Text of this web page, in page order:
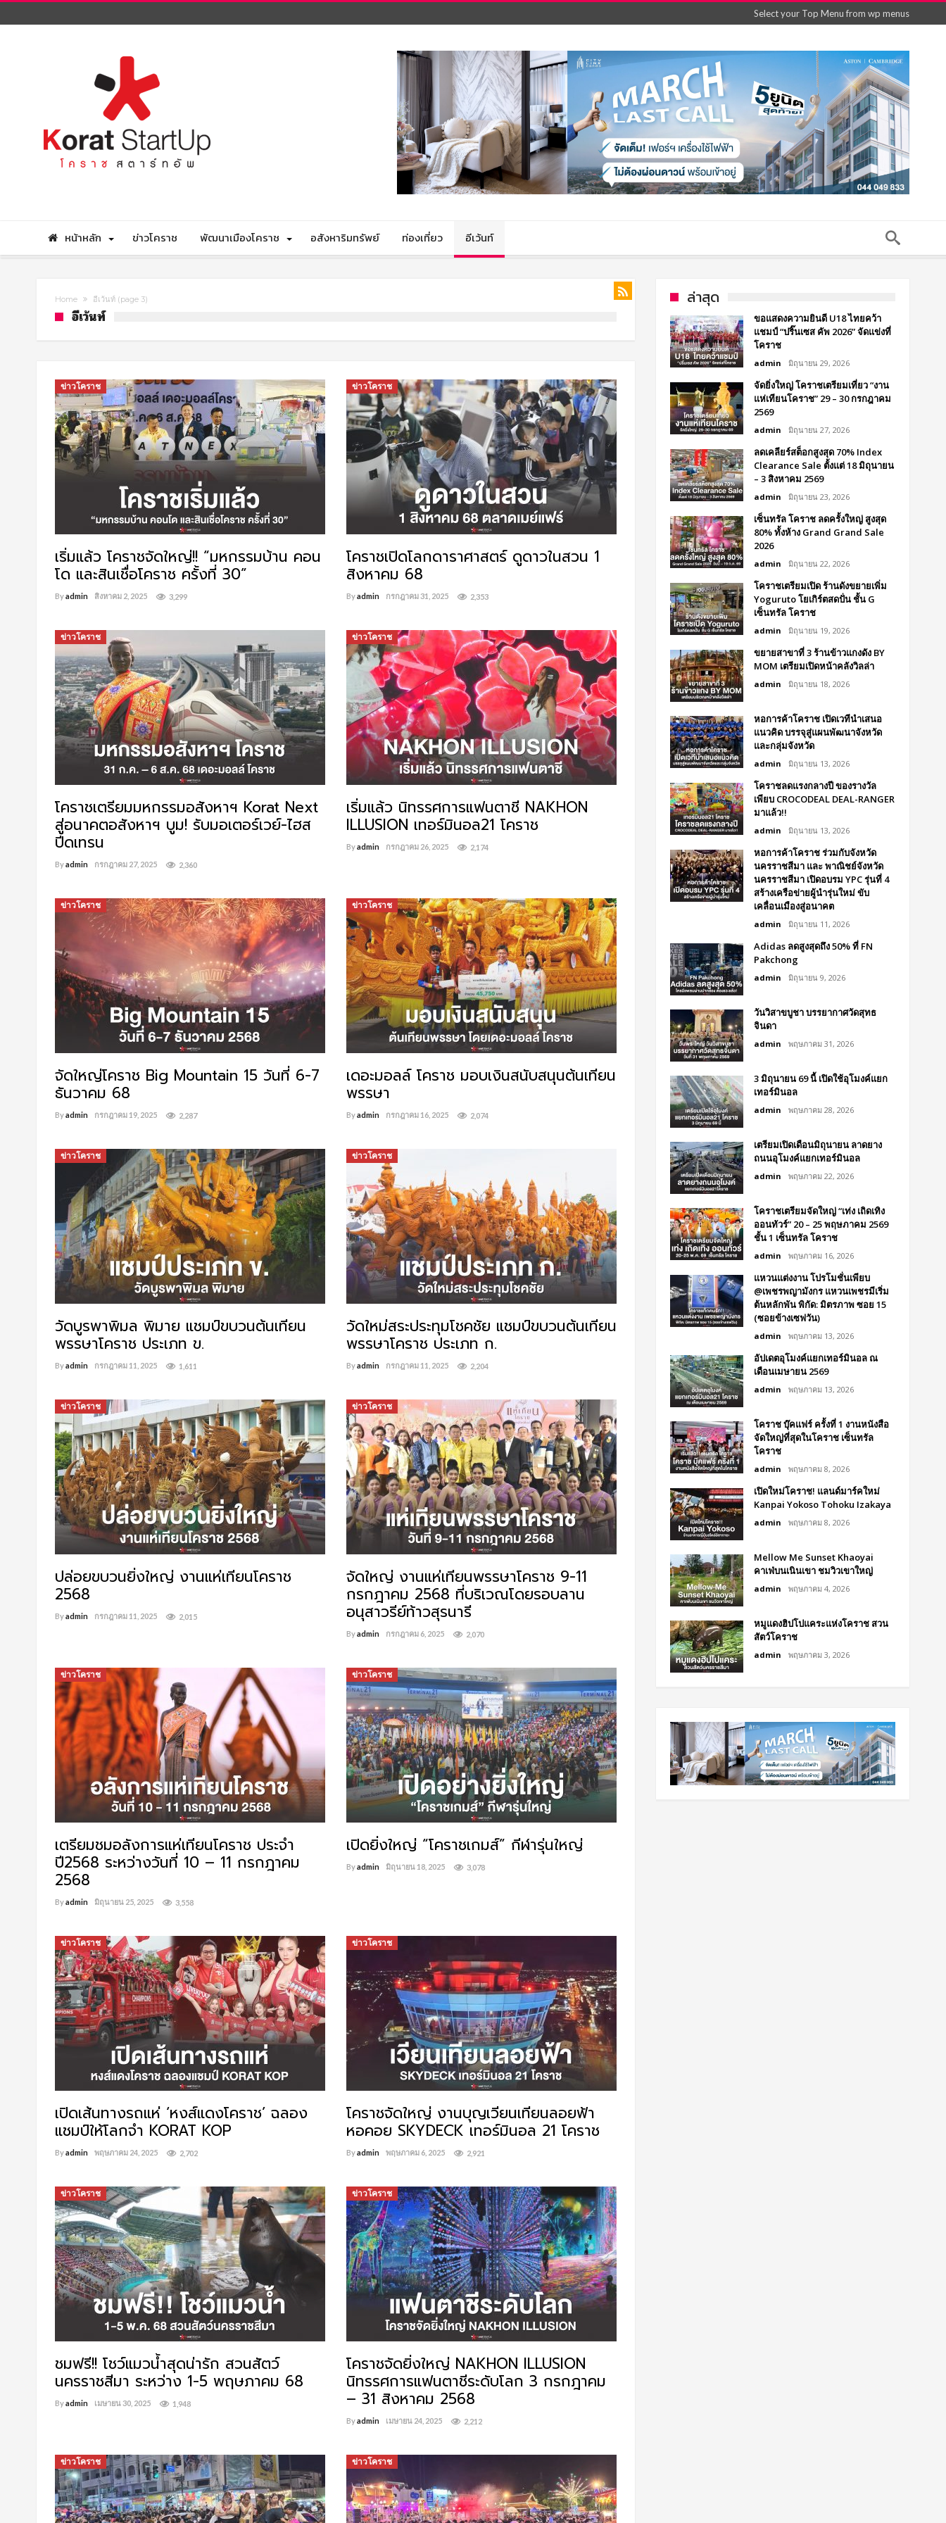
Select your Top Menu from wp menus
หน้าหลัก ข่าวโคราช พัฒนาเมืองโคราช อสังหาริมทรัพย์ ท่องเที่ยว อีเว้นท์
Home อีเว้นท์ (page 3)
อีเว้นท์
ข่าวโคราช
เริ่มแล้ว โคราชจัดใหญ่!! “มหกรรมบ้าน คอน
โด และสินเชื่อโคราช ครั้งที่ 30”
Byadmin สิงหาคม 2, 2025 3,299
ข่าวโคราช
โคราชเปิดโลกดาราศาสตร์ ดูดาวในสวน 1
สิงหาคม 68
Byadmin กรกฎาคม 31, 2025 2,353
ข่าวโคราช
โคราชเตรียมมหกรรมอสังหาฯ Korat Next
สู่อนาคตอสังหาฯ บูม! รับมอเตอร์เวย์-ไฮส
ปีดเทรน
Byadmin กรกฎาคม 27, 2025 2,360
ข่าวโคราช
เริ่มแล้ว นิทรรศการแฟนตาชี NAKHON
ILLUSION เทอร์มินอล21 โคราช
Byadmin กรกฎาคม 26, 2025 2,174
ข่าวโคราช
จัดใหญ่โคราช Big Mountain 15 วันที่ 6-7
ธันวาคม 68
Byadmin กรกฎาคม 19, 2025 2,287
ข่าวโคราช
เดอะมอลล์ โคราช มอบเงินสนับสนุนต้นเทียน
พรรษา
Byadmin กรกฎาคม 16, 2025 2,074
ข่าวโคราช
วัดบูรพาพิมล พิมาย แชมป์ขบวนต้นเทียน
พรรษาโคราช ประเภท ข.
Byadmin กรกฎาคม 11, 2025 1,611
ข่าวโคราช
วัดใหม่สระประทุมโชคชัย แชมป์ขบวนต้นเทียน
พรรษาโคราช ประเภท ก.
Byadmin กรกฎาคม 11, 2025 2,204
ข่าวโคราช
ปล่อยขบวนยิ่งใหญ่ งานแห่เทียนโคราช
2568
Byadmin กรกฎาคม 11, 2025 2,015
ข่าวโคราช
จัดใหญ่ งานแห่เทียนพรรษาโคราช 9-11
กรกฎาคม 2568 ที่บริเวณโดยรอบลาน
อนุสาวรีย์ท้าวสุรนารี
Byadmin กรกฎาคม 6, 2025 2,070
ข่าวโคราช
เตรียมชมอลังการแห่เทียนโคราช ประจำ
ปี2568 ระหว่างวันที่ 10 – 11 กรกฎาคม
2568
Byadmin มิถุนายน 25, 2025 3,558
ข่าวโคราช
เปิดยิ่งใหญ่ “โคราชเกมส์” กีฬารุ่นใหญ่
Byadmin มิถุนายน 18, 2025 3,078
ข่าวโคราช
เปิดเส้นทางรถแห่ ‘หงส์แดงโคราช’ ฉลอง
แชมป์ให้โลกจำ KORAT KOP
Byadmin พฤษภาคม 24, 2025 2,702
ข่าวโคราช
โคราชจัดใหญ่ งานบุญเวียนเทียนลอยฟ้า
หอคอย SKYDECK เทอร์มินอล 21 โคราช
Byadmin พฤษภาคม 6, 2025 2,921
ข่าวโคราช
ชมฟรี!! โชว์แมวน้ำสุดน่ารัก สวนสัตว์
นครราชสีมา ระหว่าง 1-5 พฤษภาคม 68
Byadmin เมษายน 30, 2025 1,948
ข่าวโคราช
โคราชจัดยิ่งใหญ่ NAKHON ILLUSION
นิทรรศการแฟนตาชีระดับโลก 3 กรกฎาคม
– 31 สิงหาคม 2568
Byadmin เมษายน 24, 2025 2,212
ข่าวโคราช ข่าวโคราช
ล่าสุด
ขอแสดงความยินดี U18 ไทยคว้า
แชมป์ “ปริ๊นเซส คัพ 2026” จัดแข่งที่
โคราช
admin มิถุนายน 29, 2026
จัดยิ่งใหญ่ โคราชเตรียมเที่ยว “งาน
แห่เทียนโคราช” 29 – 30 กรกฎาคม
2569
admin มิถุนายน 27, 2026
ลดเคลียร์สต็อกสูงสุด 70% Index
Clearance Sale ตั้งแต่ 18 มิถุนายน
– 3 สิงหาคม 2569
admin มิถุนายน 23, 2026
เซ็นทรัล โคราช ลดครั้งใหญ่ สูงสุด
80% ทั้งห้าง Grand Grand Sale
2026
admin มิถุนายน 22, 2026
โคราชเตรียมเปิด ร้านดังขยายเพิ่ม
Yoguruto โยเกิร์ตสดปั่น ชั้น G
เซ็นทรัล โคราช
admin มิถุนายน 19, 2026
ขยายสาขาที่ 3 ร้านข้าวแกงดัง BY
MOM เตรียมเปิดหน้าคลังวิลล่า
admin มิถุนายน 18, 2026
หอการค้าโคราช เปิดเวทีนำเสนอ
แนวคิด บรรจุสู่แผนพัฒนาจังหวัด
และกลุ่มจังหวัด
admin มิถุนายน 13, 2026
โคราชลดแรงกลางปี ของรางวัล
เพียบ CROCODEAL DEAL-RANGER
มาแล้ว!!
admin มิถุนายน 13, 2026
หอการค้าโคราช ร่วมกับจังหวัด
นครราชสีมา และ พาณิชย์จังหวัด
นครราชสีมา เปิดอบรม YPC รุ่นที่ 4
สร้างเครือข่ายผู้นำรุ่นใหม่ ขับ
เคลื่อนเมืองสู่อนาคต
admin มิถุนายน 11, 2026
Adidas ลดสูงสุดถึง 50% ที่ FN
Pakchong
admin มิถุนายน 9, 2026
วันวิสาขบูชา บรรยากาศวัดสุทธ
จินดา
admin พฤษภาคม 31, 2026
3 มิถุนายน 69 นี้ เปิดใช้อุโมงค์แยก
เทอร์มินอล
admin พฤษภาคม 28, 2026
เตรียมเปิดเดือนมิถุนายน ลาดยาง
ถนนอุโมงค์แยกเทอร์มินอล
admin พฤษภาคม 22, 2026
โคราชเตรียมจัดใหญ่ “เท่ง เถิดเทิง
ออนทัวร์” 20 – 25 พฤษภาคม 2569
ชั้น 1 เซ็นทรัล โคราช
admin พฤษภาคม 16, 2026
แหวนแต่งงาน โปรโมชั่นเพียบ
@เพชรพญามังกร แหวนเพชรมีเริ่ม
ต้นหลักพัน พิกัด: มิตรภาพ ซอย 15
(ซอยข้างเซฟวัน)
admin พฤษภาคม 13, 2026
อัปเดตอุโมงค์แยกเทอร์มินอล ณ
เดือนเมษายน 2569
admin พฤษภาคม 13, 2026
โคราช บุ๊คแฟร์​ ครั้งที่​ 1 งานหนังสือ
จัดใหญ่ที่สุดในโคราช เซ็นทรัล
โคราช
admin พฤษภาคม 8, 2026
เปิดใหม่โคราช! แลนด์มาร์คใหม่
Kanpai Yokoso Tohoku Izakaya
admin พฤษภาคม 8, 2026
Mellow Me Sunset Khaoyai
คาเฟ่บนเนินเขา ชมวิวเขาใหญ่
admin พฤษภาคม 4, 2026
หมูแดงฮิปโปแคระแห่งโคราช สวน
สัตว์โคราช
admin พฤษภาคม 3, 2026